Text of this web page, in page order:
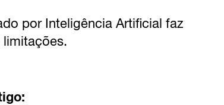
por Inteligência Artificial faz
limitações.